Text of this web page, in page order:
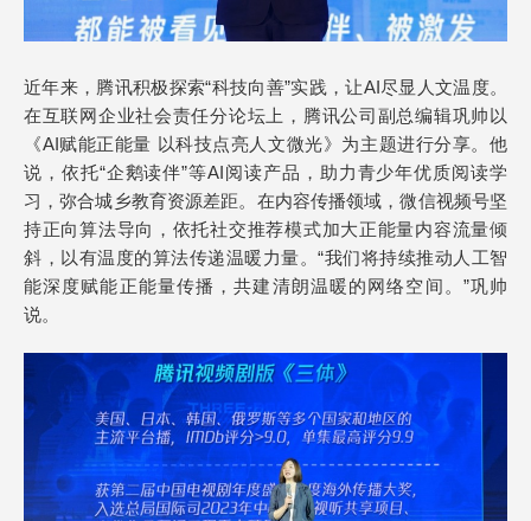
近年来，腾讯积极探索“科技向善”实践，让AI尽显人文温度。
在互联网企业社会责任分论坛上，腾讯公司副总编辑巩帅以
《AI赋能正能量 以科技点亮人文微光》为主题进行分享。他
说，依托“企鹅读伴”等AI阅读产品，助力青少年优质阅读学
习，弥合城乡教育资源差距。在内容传播领域，微信视频号坚
持正向算法导向，依托社交推荐模式加大正能量内容流量倾
斜，以有温度的算法传递温暖力量。“我们将持续推动人工智
能深度赋能正能量传播，共建清朗温暖的网络空间。”巩帅
说。